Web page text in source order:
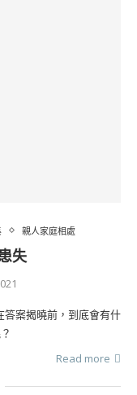
親人家庭相處
失
案揭曉前，到底會有什
Read more